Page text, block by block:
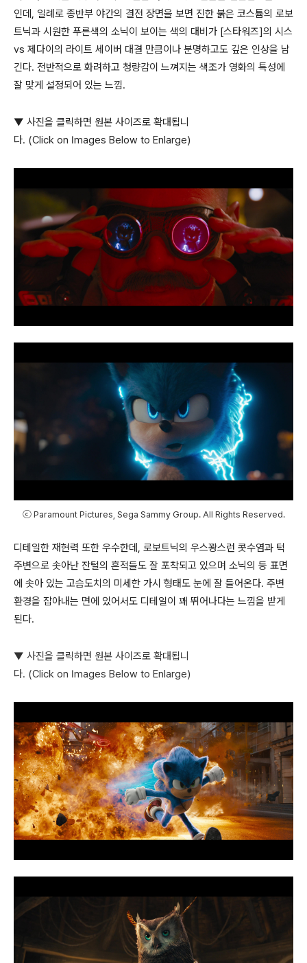
인데 , 일례로 종반부 야간의 결전 장면을 보면 진한 붉은 코스튬의 로보
트닉과 시원한 푸른색의 소닉이 보이는 색의 대비가 [스타워즈]의 시스
vs 제다이의 라이트 세이버 대결 만큼이나 분명하고도 깊은 인상을 남
긴다. 전반적으로 화려하고 청량감이 느껴지는 색조가 영화의 특성에
잘 맞게 설정되어 있는 느낌.
▼ 사진을 클릭하면 원본 사이즈로 확대됩니
다. (Click on Images Below to Enlarge)
ⓒ Paramount Pictures, Sega Sammy Group. All Rights Reserved.
디테일한 재현력 또한 우수한데 , 로보트닉의 우스꽝스런 콧수염과 턱
주변으로 솟아난 잔털의 흔적들도 잘 포착되고 있으며 소닉의 등 표면
에 솟아 있는 고슴도치의 미세한 가시 형태도 눈에 잘 들어온다. 주변
환경을 잡아내는 면에 있어서도 디테일이 꽤 뛰어나다는 느낌을 받게
된다.
▼ 사진을 클릭하면 원본 사이즈로 확대됩니
다. (Click on Images Below to Enlarge)